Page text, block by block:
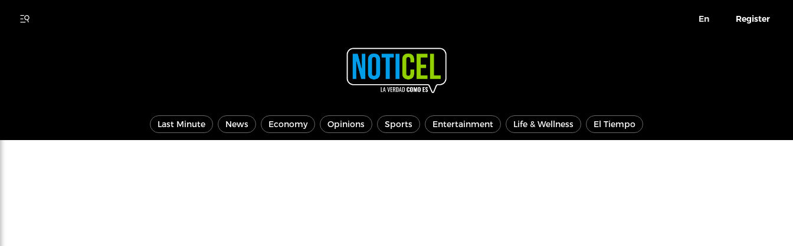
En Register
Last Minute News Economy Opinions Sports Entertainment Life & Wellness El Tiempo